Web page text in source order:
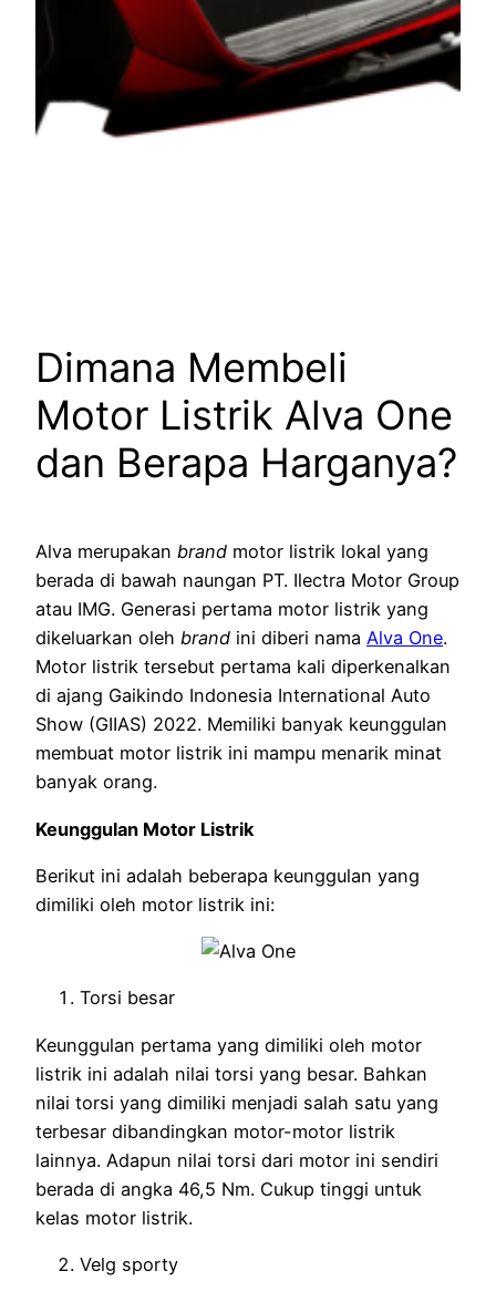
Dimana Membeli
Motor Listrik Alva One
dan Berapa Harganya?
Alva merupakan brand motor listrik lokal yang
berada di bawah naungan PT. Ilectra Motor Group
atau IMG. Generasi pertama motor listrik yang
dikeluarkan oleh brand ini diberi nama Alva One.
Motor listrik tersebut pertama kali diperkenalkan
di ajang Gaikindo Indonesia International Auto
Show (GIIAS) 2022. Memiliki banyak keunggulan
membuat motor listrik ini mampu menarik minat
banyak orang.
Keunggulan Motor Listrik
Berikut ini adalah beberapa keunggulan yang
dimiliki oleh motor listrik ini:
Torsi besar
Keunggulan pertama yang dimiliki oleh motor
listrik ini adalah nilai torsi yang besar. Bahkan
nilai torsi yang dimiliki menjadi salah satu yang
terbesar dibandingkan motor-motor listrik
lainnya. Adapun nilai torsi dari motor ini sendiri
berada di angka 46,5 Nm. Cukup tinggi untuk
kelas motor listrik.
Velg sporty